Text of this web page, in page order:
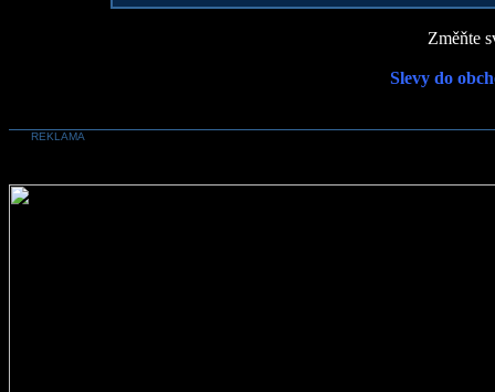
Změňte
Slevy do
REKLAMA